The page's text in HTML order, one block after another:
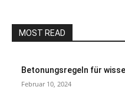
MOST READ
Betonungsregeln für
Februar 10, 2024